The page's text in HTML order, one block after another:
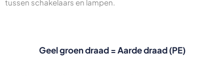
tussen schakelaars en lampen.
Geel groen draad = Aarde draad (PE)